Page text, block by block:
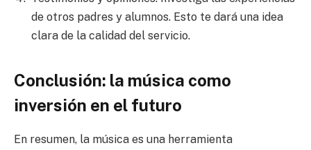
de otros padres y alumnos. Esto te dará una idea
clara de la calidad del servicio.
Conclusión: la música como
inversión en el futuro
En resumen, la música es una herramienta